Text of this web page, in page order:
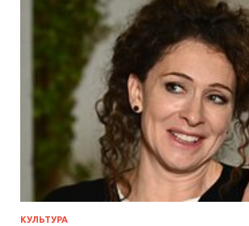
КУЛЬТУРА